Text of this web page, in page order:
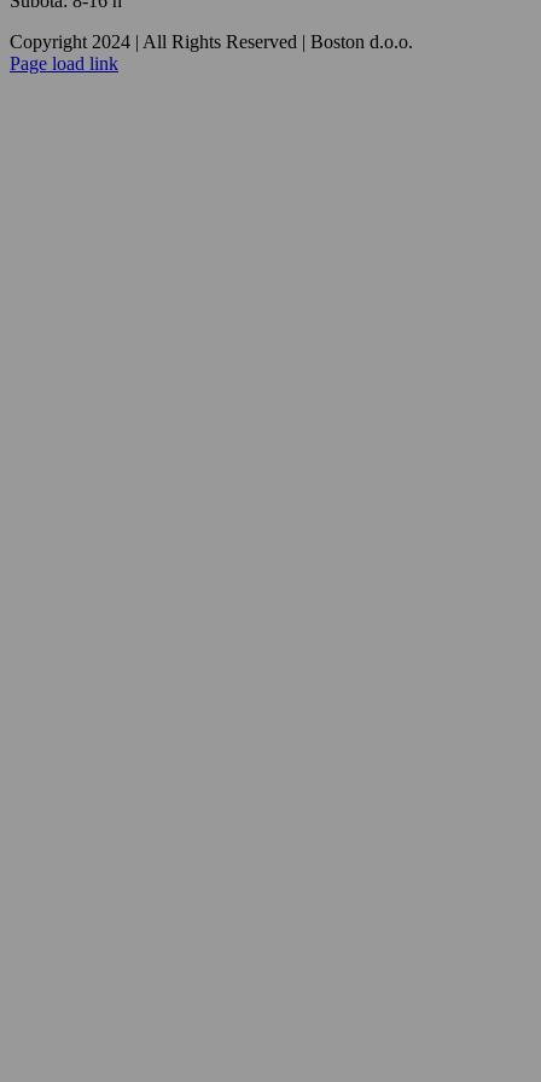
Copyright 2024 | All Rights Reserved | Boston d.o.o.
Facebook
Instagram
Email
YouTube
Page load link